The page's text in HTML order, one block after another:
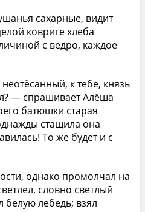
сахарные, видит
ковриге хлеба
с ведро, каждое
к тебе, князь
— спрашивает Алёша
батюшки старая
стащила она
То же будет и с
однако промолчал на
словно светлый
белую лебедь; взял